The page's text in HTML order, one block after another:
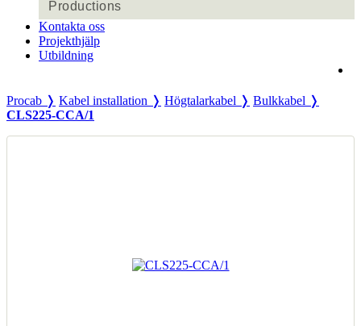
Productions
Kontakta oss
Projekthjälp
Utbildning
Procab ❭ Kabel installation ❭ Högtalarkabel ❭ Bulkkabel ❭
CLS225-CCA/1